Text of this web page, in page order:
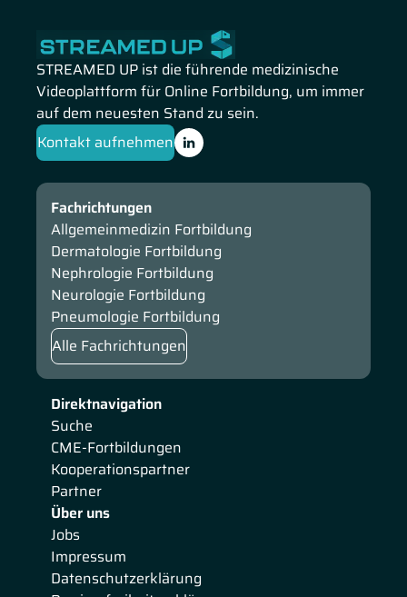
STREAMED UP ist die führende medizinische
Videoplattform für Online Fortbildung, um immer
auf dem neuesten Stand zu sein.
Kontakt aufnehmen
Direktnavigation
Suche
CME-Fortbildungen
Kooperationspartner
Partner
Über uns
Jobs
Impressum
Datenschutzerklärung
Fachrichtungen
Allgemeinmedizin Fortbildung
Dermatologie Fortbildung
Nephrologie Fortbildung
Neurologie Fortbildung
Pneumologie Fortbildung
Alle Fachrichtungen